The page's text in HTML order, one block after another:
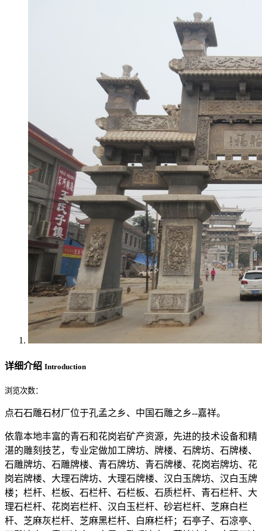
详细介绍 Introduction
浏览次数：
点石石雕石材厂位于孔孟之乡、中国石雕之乡--嘉祥。
依靠本地丰富的青石和花岗岩矿产资源，先进的技术设备和精
湛的雕刻技艺，专业定做加工牌坊、牌楼、石牌坊、石牌楼、
石雕牌坊、石雕牌楼、青石牌坊、青石牌楼、花岗岩牌坊、花
岗岩牌楼、大理石牌坊、大理石牌楼、汉白玉牌坊、汉白玉牌
楼；栏杆、栏板、石栏杆、石栏板、石质栏杆、青石栏杆、大
理石栏杆、花岗岩栏杆、汉白玉栏杆、砂岩栏杆、芝麻白栏
杆、芝麻灰栏杆、芝麻黑栏杆、白麻栏杆；石亭子、石凉亭、